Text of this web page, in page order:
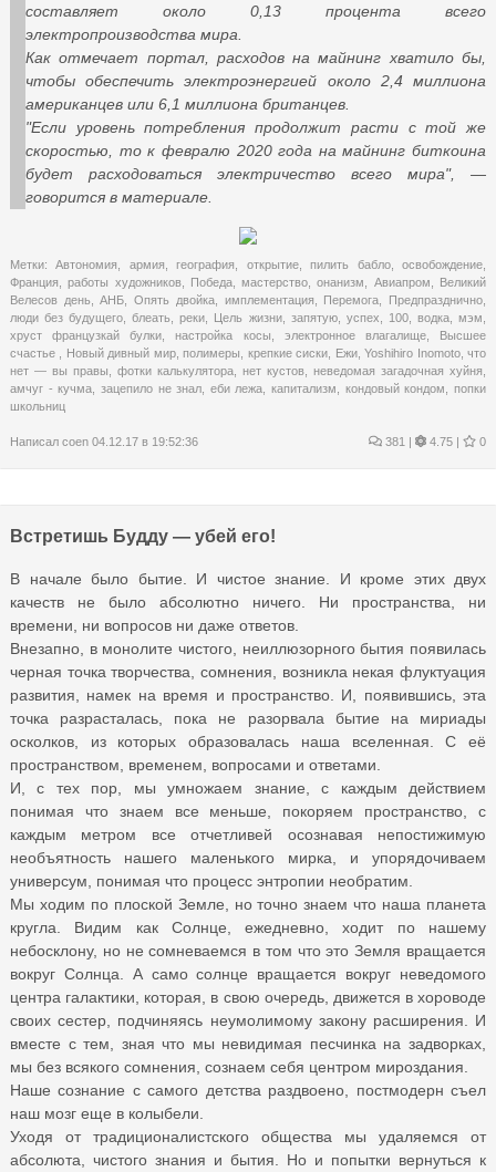
составляет около 0,13 процента всего
электропроизводства мира.
Как отмечает портал, расходов на майнинг хватило бы,
чтобы обеспечить электроэнергией около 2,4 миллиона
американцев или 6,1 миллиона британцев.
"Если уровень потребления продолжит расти с той же
скоростью, то к февралю 2020 года на майнинг биткоина
будет расходоваться электричество всего мира", —
говорится в материале.
Метки:Автономия армия ,география открытие,пилить бабло,освобождение
Франция ,работы художников, Победа,мастерство ,онанизм Авиапром
Великий
Велесов день ,АНБ ,Опять двойка, имплементация Перемога Предпразднично
люди без будущего ,блеать ,реки Цель жизни, запятую, успех 100, водка,мэм
хруст французкай булки ,настройка косы электронное влагалище, Высшее
счастье
Новый дивный мир,полимеры крепкие сиски Ежи,Yoshihiro Inomoto,что
нет — вы правы
фотки калькулятора нет кустов неведомая загадочная хуйня
амчуг - кучма
зацепило не знал еби лежа ,капитализм кондовый кондом ,попки
школьниц
Написал coen 04.12.17 в 19:52:36 381 | 4.75 | 0
Встретишь Будду — убей его!
В начале было бытие. И чистое знание. И кроме этих двух
качеств не было абсолютно ничего. Ни пространства, ни
времени, ни вопросов ни даже ответов.
Внезапно, в монолите чистого, неиллюзорного бытия появилась
черная точка творчества, сомнения, возникла некая флуктуация
развития, намек на время и пространство. И, появившись, эта
точка разрасталась, пока не разорвала бытие на мириады
осколков, из которых образовалась наша вселенная. С её
пространством, временем, вопросами и ответами.
И, с тех пор, мы умножаем знание, с каждым действием
понимая что знаем все меньше, покоряем пространство, с
каждым метром все отчетливей осознавая непостижимую
необъятность нашего маленького мирка, и упорядочиваем
универсум, понимая что процесс энтропии необратим.
Мы ходим по плоской Земле, но точно знаем что наша планета
кругла. Видим как Солнце, ежедневно, ходит по нашему
небосклону, но не сомневаемся в том что это Земля вращается
вокруг Солнца. А само солнце вращается вокруг неведомого
центра галактики, которая, в свою очередь, движется в хороводе
своих сестер, подчиняясь неумолимому закону расширения. И
вместе с тем, зная что мы невидимая песчинка на задворках,
мы без всякого сомнения, сознаем себя центром мироздания.
Наше сознание с самого детства раздвоено, постмодерн съел
наш мозг еще в колыбели.
Уходя от традиционалистского общества мы удаляемся от
абсолюта, чистого знания и бытия. Но и попытки вернуться к